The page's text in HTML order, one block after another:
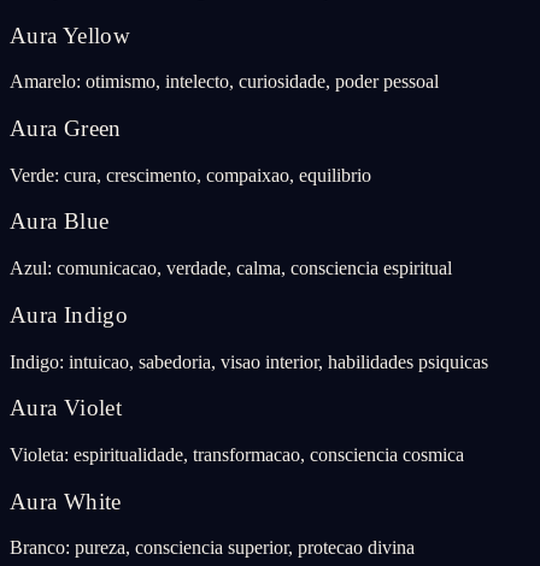
Aura Yellow
Amarelo: otimismo, intelecto, curiosidade, poder pessoal
Aura Green
Verde: cura, crescimento, compaixao, equilibrio
Aura Blue
Azul: comunicacao, verdade, calma, consciencia espiritual
Aura Indigo
Indigo: intuicao, sabedoria, visao interior, habilidades psiquicas
Aura Violet
Violeta: espiritualidade, transformacao, consciencia cosmica
Aura White
Branco: pureza, consciencia superior, protecao divina